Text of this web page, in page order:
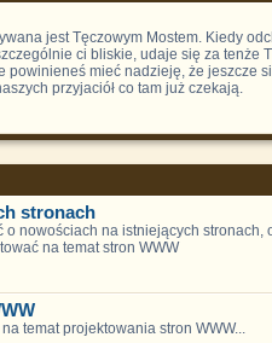
jest Tęczowym Mostem. Kiedy
ci bliskie, udaje się za tenże
powinieneś mieć nadzieję, że jeszcze
przyjaciół co tam już czekają.
stronach
o nowościach na istniejących stronach,
na temat stron WWW
temat projektowania stron WWW...